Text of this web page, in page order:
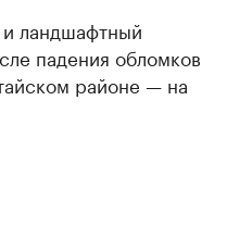
и ландшафтный
падения обломков
районе — на